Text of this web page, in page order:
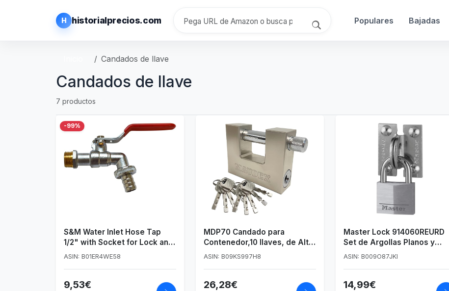
H historialprecios.com Populares Bajadas
Candados de llave
Candados de llave
7 productos
-99%
S&M Water Inlet Hose Tap
1/2" with Socket for Lock and
Outlet 3/4"
ASIN: B01ER4WE58
9,53€
MDP70 Candado para
Contenedor,10 llaves, de Alta
Resistencia para Exteriores.
Candado de Seguridad para
ASIN: B09KS997H8
26,28€
Master Lock 914060REURD
Set de Argollas Planos y
Candado en ángulo, Plateado
ASIN: B009O87JKI
14,99€